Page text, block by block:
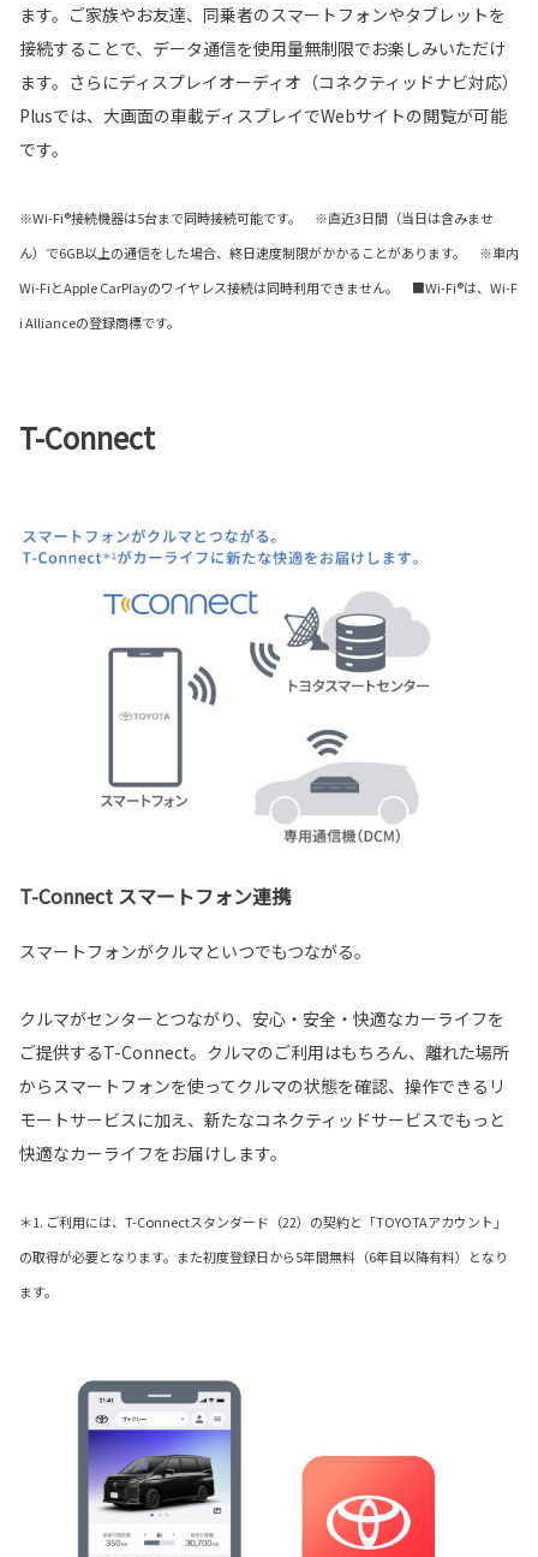
ます。ご家族やお友達、同乗者のスマートフォンやタブレットを
接続することで、データ通信を使用量無制限でお楽しみいただけ
ます。さらにディスプレイオーディオ（コネクティッドナビ対応）
Plusでは、大画面の車載ディスプレイでWebサイトの閲覧が可能
です。
※Wi-Fi®接続機器は5台まで同時接続可能です。 ※直近3日間（当日は含みませ
ん）で6GB以上の通信をした場合、終日速度制限がかかることがあります。 ※車内
Wi-FiとApple CarPlayのワイヤレス接続は同時利用できません。 ■Wi-Fi®は、Wi-F
i Allianceの登録商標です。
T-Connect
T-Connect スマートフォン連携
スマートフォンがクルマといつでもつながる。
クルマがセンターとつながり、安心・安全・快適なカーライフを
ご提供するT-Connect。クルマのご利用はもちろん、離れた場所
からスマートフォンを使ってクルマの状態を確認、操作できるリ
モートサービスに加え、新たなコネクティッドサービスでもっと
快適なカーライフをお届けします。
＊1. ご利用には、T-Connectスタンダード（22）の契約と「TOYOTAアカウント」
の取得が必要となります。また初度登録日から5年間無料（6年目以降有料）となり
ます。